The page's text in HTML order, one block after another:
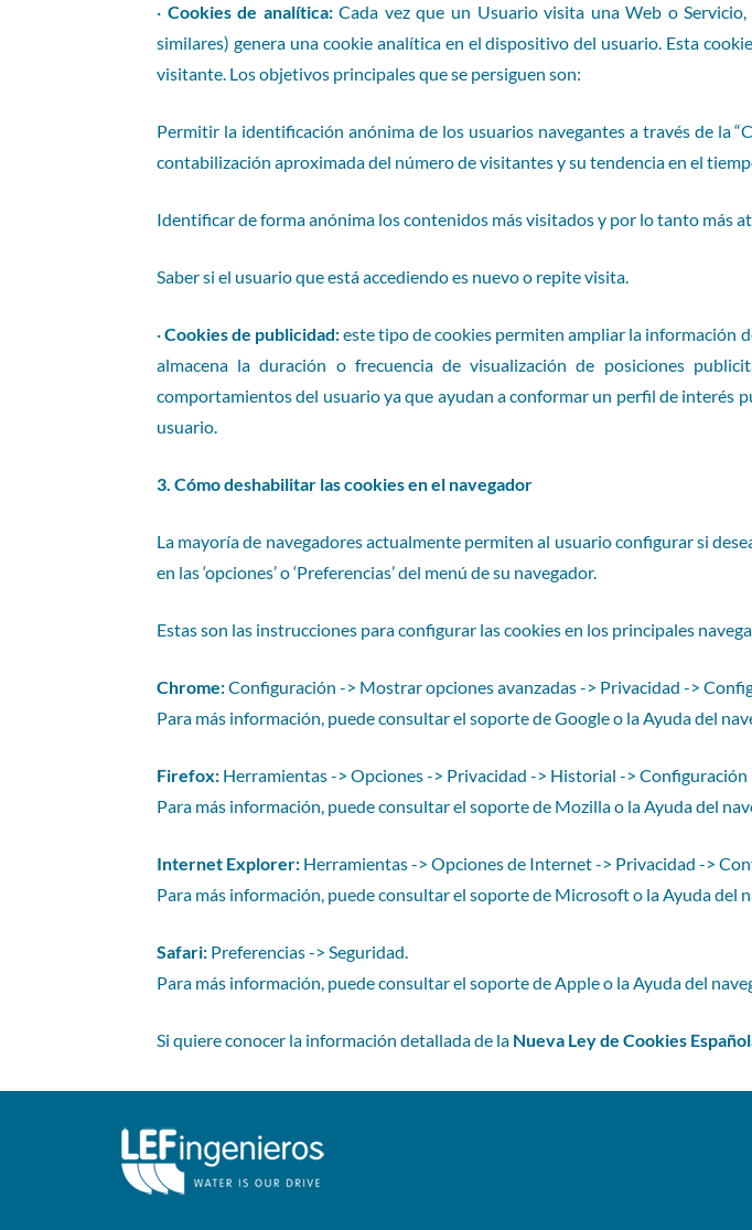
· Cookies de analítica:Cada vez que un Usuario visita una Web o
similares) genera una cookie analítica en el dispositivo del usuario. Esta
visitante. Los objetivos principales que se persiguen son:
Permitir la identificación anónima de los usuarios navegantes a través de la
contabilización aproximada del número de visitantes y su tendencia en el
Identificar de forma anónima los contenidos más visitados y por lo tanto más
Saber si el usuario que está accediendo es nuevo o repite visita.
·Cookies de publicidad:este tipo de cookies permiten ampliar la información
almacena la duración o frecuencia de visualización de posiciones
comportamientos del usuario ya que ayudan a conformar un perfil de interés
usuario.
3. Cómo deshabilitar las cookies en el navegador
La mayoría de navegadores actualmente permiten al usuario configurar si
en las ‘opciones’ o ‘Preferencias’ del menú de su navegador.
Estas son las instrucciones para configurar las cookies en los principales
Chrome:Configuración -> Mostrar opciones avanzadas -> Privacidad ->
Para más información, puede consultar el soporte de Google o la Ayuda del
Firefox: Herramientas -> Opciones -> Privacidad -> Historial -> Configuración
Para más información, puede consultar el soporte de Mozilla o la Ayuda del
Internet Explorer: Herramientas -> Opciones de Internet -> Privacidad ->
Para más información, puede consultar el soporte de Microsoft o la Ayuda del
Safari: Preferencias -> Seguridad.
Para más información, puede consultar el soporte de Apple o la Ayuda del
Si quiere conocer la información detallada de la Nueva Ley de Cookies